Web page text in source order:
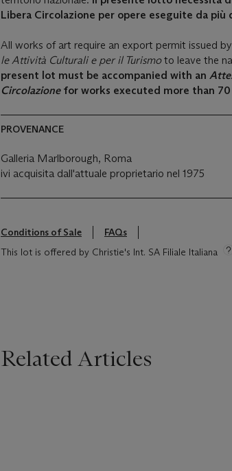
Libera Circolazione per opere eseguite da più
All works of art require an export permit issued by
le Attività Culturali e per il Turismoto leave the
present lot must be accompanied with an
Circolazione for works executed more than 70
PROVENANCE
Galleria Marlborough, Roma
ivi acquisita dall'attuale proprietario nel 1975
Conditions of Sale
FAQs
This lot is offered by Christie's Int. SA Filiale Italiana
Related Articles